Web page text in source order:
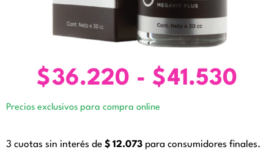
$36.220 - $41.530
Precios exclusivos para compra online
3 cuotas sin interés de $ 12.073 para consumidores finales.